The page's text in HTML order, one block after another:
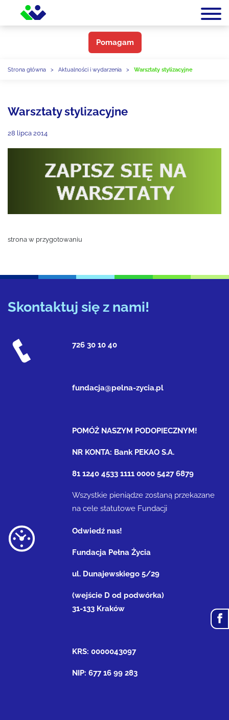
Pomagam
Strona główna > Aktualności i wydarzenia > Warsztaty stylizacyjne
Warsztaty stylizacyjne
28 lipca 2014
strona w przygotowaniu
Skontaktuj się z nami!
726 30 10 40
fundacja@pelna-zycia.pl
POMÓŻ NASZYM PODOPIECZNYM!
NR KONTA: Bank PEKAO S.A.
81 1240 4533 1111 0000 5427 6879
Wszystkie pieniądze zostaną przekazane
na cele statutowe Fundacji
Odwiedź nas!
Fundacja Pełna Życia
ul. Dunajewskiego 5/29
(wejście D od podwórka)
31-133 Kraków
KRS: 0000043097
NIP: 677 16 99 283